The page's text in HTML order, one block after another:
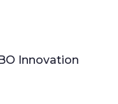
Innovation